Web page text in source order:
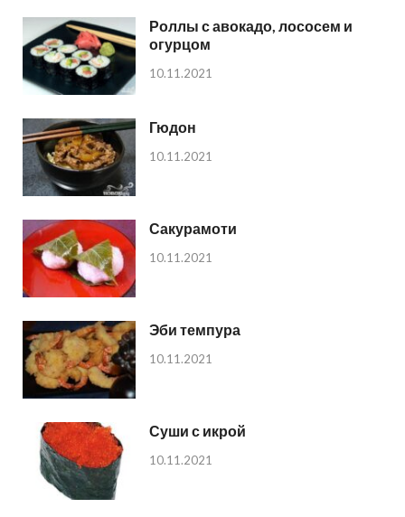
Роллы с авокадо, лососем и
огурцом
10.11.2021
Гюдон
10.11.2021
Сакурамоти
10.11.2021
Эби темпура
10.11.2021
Суши с икрой
10.11.2021